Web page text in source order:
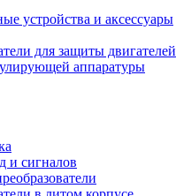
устройства и аксессуары
для защиты двигателей
аппаратуры
и сигналов